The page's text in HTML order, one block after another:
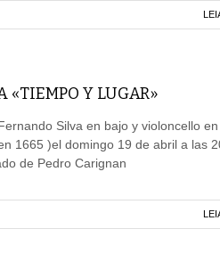
«TIEMPO Y LUGAR»
Silva en bajo y violoncello
1665 )el domingo 19 de abril a las
de Pedro Carignan